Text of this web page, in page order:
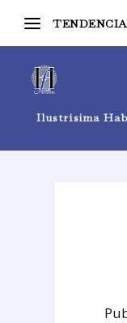
Ilustrísima